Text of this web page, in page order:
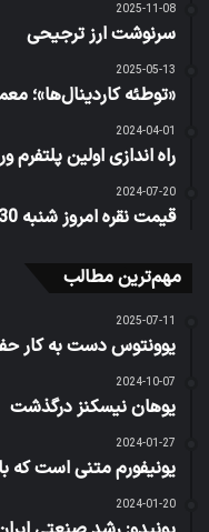
2025-11-08
سرنوشت ارز ترجیحی
2025-05-13
«توطئه کاردینال‌ها»؛
2024-04-01
راه اندازی اولین
2024-07-20
قیمت نقره امروز شنبه 30 تیر 1403
مهم‌ترین مطالب
2025-07-11
یوونتوس دست به کار
2024-10-07
یوهان نیسکنز درگذشت
2024-01-27
یونیفورم متنی است که
2024-01-20